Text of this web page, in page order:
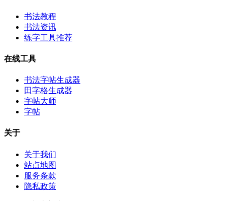
书法教程
书法资讯
练字工具推荐
在线工具
书法字帖生成器
田字格生成器
字帖大师
字帖
关于
关于我们
站点地图
服务条款
隐私政策